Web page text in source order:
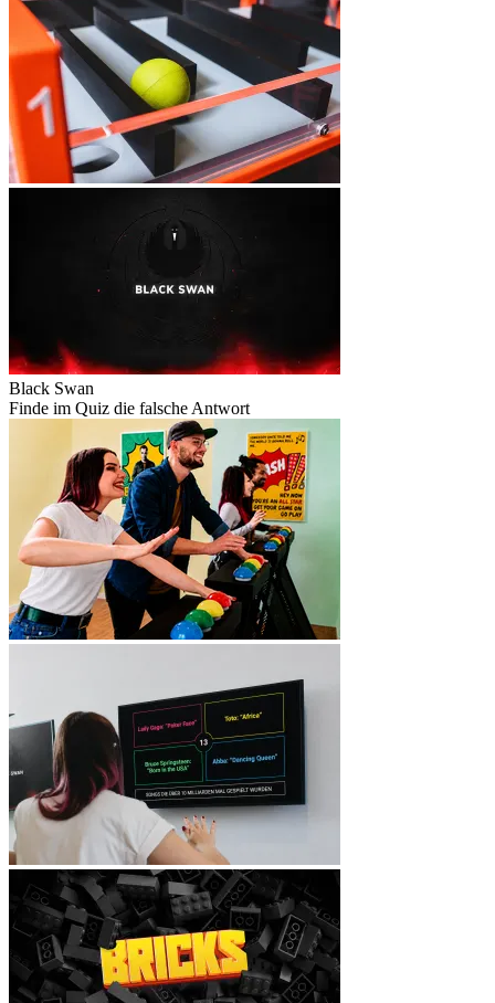
Black Swan
Finde im Quiz die falsche Antwort